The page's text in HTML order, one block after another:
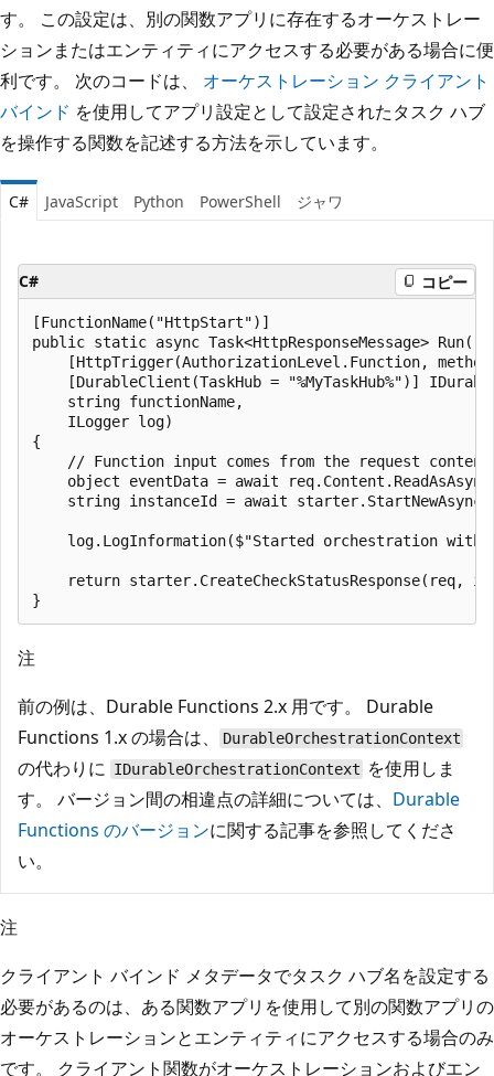
す。 この設定は、別の関数アプリに存在するオーケストレー
ションまたはエンティティにアクセスする必要がある場合に便
利です。 次のコードは、 オーケストレーション クライアント
バインド を使用してアプリ設定として設定されたタスク ハブ
を操作する関数を記述する方法を示しています。
C# JavaScript Python PowerShell ジャワ
C# コピー
[FunctionName("HttpStart")]
public static async Task<HttpResponseMessage> Run(
[HttpTrigger(AuthorizationLevel.Function,
[DurableClient(TaskHub = "%MyTaskHub%")]
    string functionName,
    ILogger log)
{
// Function input comes from the request
object eventData = await
string instanceId = await
log.LogInformation($"Started orchestration with
return starter.CreateCheckStatusResponse(req,
注
前の例は、Durable Functions 2.x 用です。 Durable
Functions 1.x の場合は、
DurableOrchestrationContext
の代わりに IDurableOrchestrationContext を使用しま
す。 バージョン間の相違点の詳細については、 Durable
Functions のバージョンに関する記事を参照してくださ
い。
注
クライアント バインド メタデータでタスク ハブ名を設定する
必要があるのは、ある関数アプリを使用して別の関数アプリの
オーケストレーションとエンティティにアクセスする場合のみ
です。 クライアント関数がオーケストレーションおよびエン